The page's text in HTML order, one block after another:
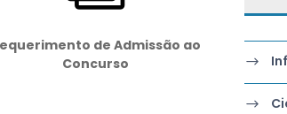
de Admissão ao
Concurso